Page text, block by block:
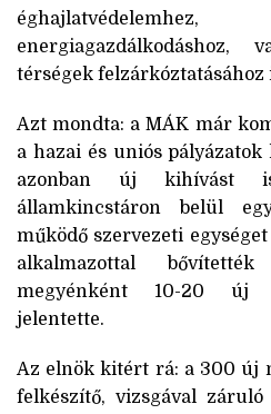
térségek
Azt mondta: a MÁK már
a hazai és uniós pályázatok
azonban új kihívást
államkincstáron belül
működő szervezeti
alkalmazottal
megyénként 10-20 új
jelentette.
Az elnök kitért rá: a 300 új
felkészítő, vizsgával